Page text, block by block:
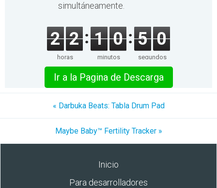
simultáneamente.
2 2
horas
1 0
minutos
5 0
segundos
Ir a la Pagina de Descarga
« Darbuka Beats: Tabla Drum Pad
Maybe Baby™ Fertility Tracker »
Inicio
Para desarrolladores